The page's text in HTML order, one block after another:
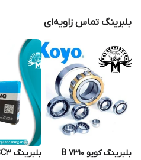
بلبرینگ تماس زاویه‌ای
بلبرینگ کویو 7310 B بلبرینگ PFI 5200/2RSC3